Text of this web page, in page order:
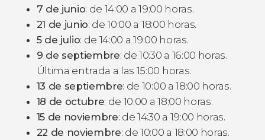
7 de junio: de 14:00 a 19:00 horas.
21 de junio: de 10:00 a 18:00 horas.
5 de julio: de 14:00 a 19:00 horas.
9 de septiembre: de 10:30 a 16:00 horas.
Última entrada a las 15:00 horas.
13 de septiembre: de 10:00 a 18:00 horas.
18 de octubre: de 10:00 a 18:00 horas.
15 de noviembre: de 14:30 a 19:00 horas.
22 de noviembre: de 10:00 a 18:00 horas.